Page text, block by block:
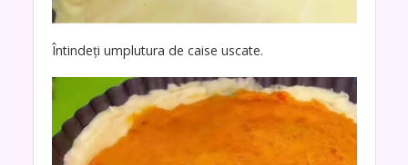
Întindeți umplutura de caise uscate.